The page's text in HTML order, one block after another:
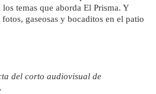
temas que aborda El Prisma. Y
gaseosas y bocaditos en el patio
del corto audiovisual de